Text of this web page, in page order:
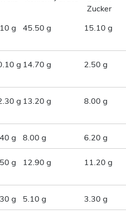
Zucker
g 45.50 g 15.10 g
g 14.70 g 2.50 g
g 13.20 g 8.00 g
g 8.00 g 6.20 g
g 12.90 g 11.20 g
g 5.10 g 3.30 g